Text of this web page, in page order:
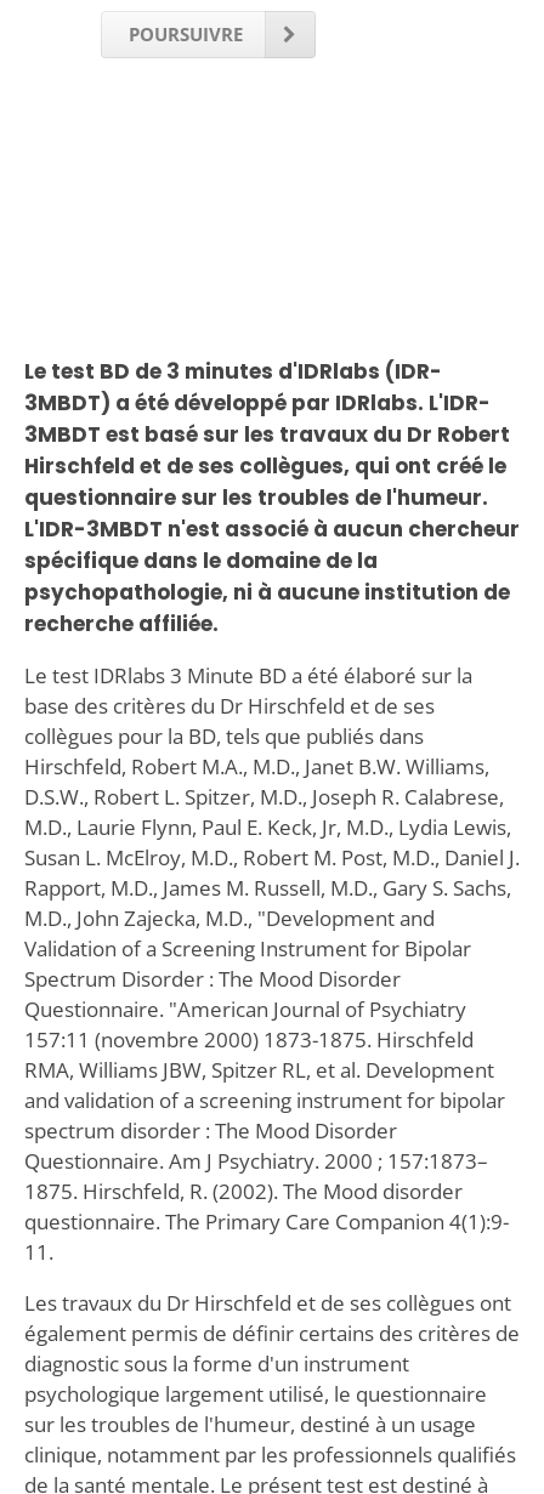
POURSUIVRE
Le test BD de 3 minutes d'IDRlabs (IDR-
3MBDT) a été développé par IDRlabs. L'IDR-
3MBDT est basé sur les travaux du Dr Robert
Hirschfeld et de ses collègues, qui ont créé le
questionnaire sur les troubles de l'humeur.
L'IDR-3MBDT n'est associé à aucun chercheur
spécifique dans le domaine de la
psychopathologie, ni à aucune institution de
recherche affiliée.
Le test IDRlabs 3 Minute BD a été élaboré sur la
base des critères du Dr Hirschfeld et de ses
collègues pour la BD, tels que publiés dans
Hirschfeld, Robert M.A., M.D., Janet B.W. Williams,
D.S.W., Robert L. Spitzer, M.D., Joseph R. Calabrese,
M.D., Laurie Flynn, Paul E. Keck, Jr, M.D., Lydia Lewis,
Susan L. McElroy, M.D., Robert M. Post, M.D., Daniel J.
Rapport, M.D., James M. Russell, M.D., Gary S. Sachs,
M.D., John Zajecka, M.D., "Development and
Validation of a Screening Instrument for Bipolar
Spectrum Disorder : The Mood Disorder
Questionnaire. "American Journal of Psychiatry
157:11 (novembre 2000) 1873-1875. Hirschfeld
RMA, Williams JBW, Spitzer RL, et al. Development
and validation of a screening instrument for bipolar
spectrum disorder : The Mood Disorder
Questionnaire. Am J Psychiatry. 2000 ; 157:1873–
1875. Hirschfeld, R. (2002). The Mood disorder
questionnaire. The Primary Care Companion 4(1):9-
11.
Les travaux du Dr Hirschfeld et de ses collègues ont
également permis de définir certains des critères de
diagnostic sous la forme d'un instrument
psychologique largement utilisé, le questionnaire
sur les troubles de l'humeur, destiné à un usage
clinique, notamment par les professionnels qualifiés
de la santé mentale. Le présent test est destiné à